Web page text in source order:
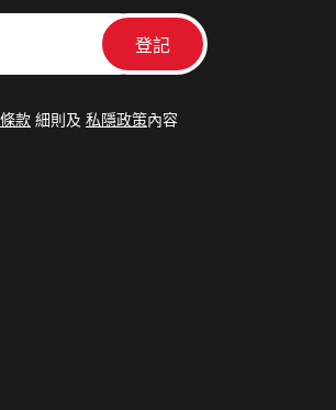
款 細則及 私隱政策 內容